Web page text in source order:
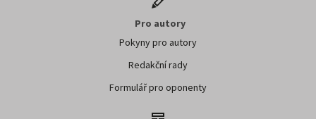
Pro autory
Pokyny pro autory
Redakční rady
Formulář pro oponenty